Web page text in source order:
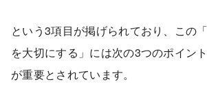
という3項目が掲げられており、この
を大切にする」には次の3つのポイン
が重要とされています。